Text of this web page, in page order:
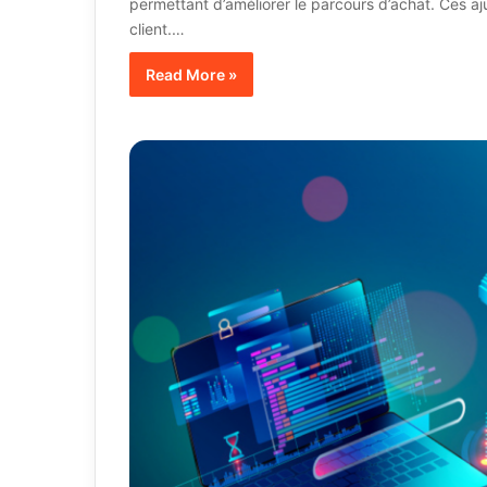
permettant d’améliorer le parcours d’achat. Ces
client.…
Read More »